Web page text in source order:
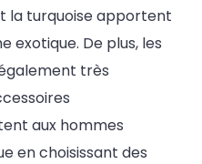
la turquoise apportent
exotique. De plus, les
très
aux hommes
en choisissant des